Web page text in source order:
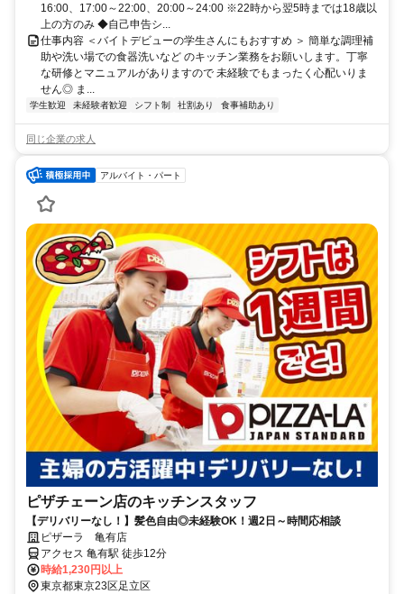
16:00、17:00～22:00、20:00～24:00 ※22時から翌5時までは18歳以
上の方のみ ◆自己申告シ...
仕事内容 ＜バイトデビューの学生さんにもおすすめ ＞ 簡単な調理補
助や洗い場での食器洗いなど のキッチン業務をお願いします。丁寧
な研修とマニュアルがありますので 未経験でもまったく心配いりま
せん◎ ま...
学生歓迎 未経験者歓迎 シフト制 社割あり 食事補助あり
同じ企業の求人
アルバイト・パート
ピザチェーン店のキッチンスタッフ
【デリバリーなし！】髪色自由◎未経験OK！週2日～時間応相談
ピザーラ 亀有店
アクセス 亀有駅 徒歩12分
時給1,230円以上
東京都東京23区足立区